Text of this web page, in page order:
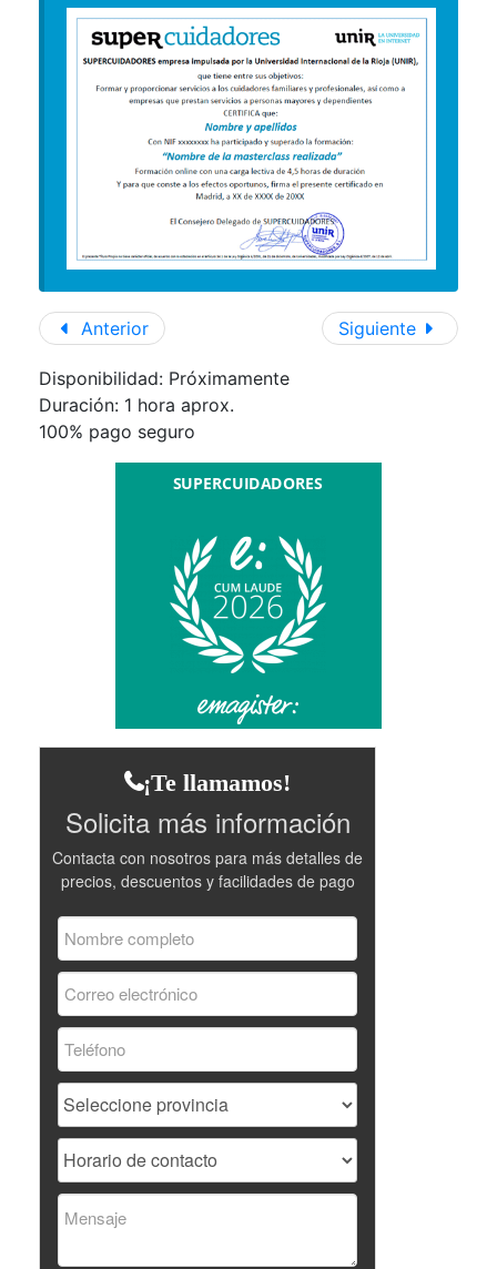
Anterior Siguiente
Disponibilidad: Próximamente
Duración: 1 hora aprox.
100% pago seguro
¡Te llamamos!
Solicita más información
Contacta con nosotros para más detalles de
precios, descuentos y facilidades de pago